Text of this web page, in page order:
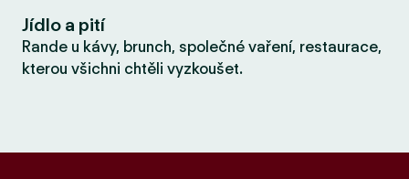
Jídlo a pití
Rande u kávy, brunch, společné vaření, restaurace,
kterou všichni chtěli vyzkoušet.